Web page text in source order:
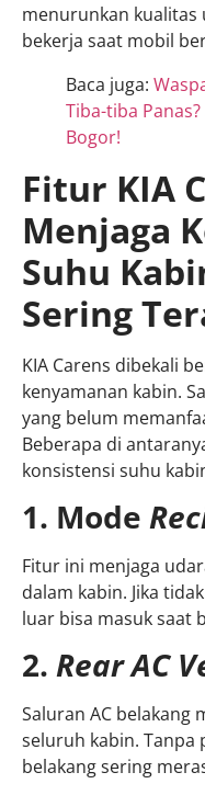
menurunkan kualitas
bekerja saat mobil
Baca juga:
Tiba-tiba
Bogor!
Fitur KIA
Menjaga
Suhu
Sering
KIA Carens dibekali
kenyamanan kabin.
yang belum
Beberapa di
konsistensi suhu
1. Mode
Fitur ini menjaga
dalam kabin. Jika
luar bisa masuk saat
2. Rear AC
Saluran AC belakang
seluruh kabin. Tanpa
belakang sering